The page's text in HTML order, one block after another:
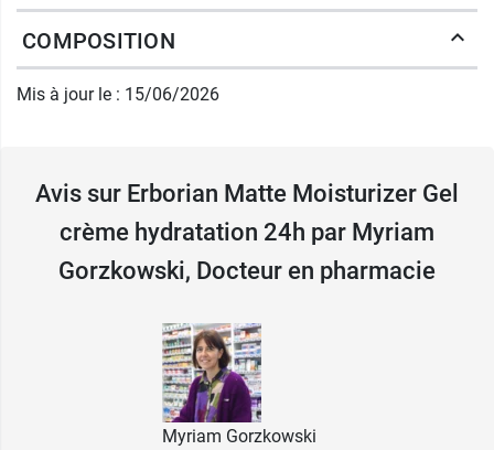
Grâce à son fini mat immédiat, elle convient
particulièrement aux personnes qui souhaitent
limiter les brillances tout au long de la journée
Erborian
laisse la peau douce, assouplie et
visiblement plus souple. Son fini mat contribue
également à préparer la peau avant l'application
du maquillage.
Matte Moisturizer Erborian : une
formule équilibrante enrichie en
actifs hydratants
La formule degel crème hydratation 24h
COMPOSITION
Mis à jour le : 15/06/2026
Avis sur Erborian Matte Moisturizer Gel
crème hydratation 24h par Myriam
Gorzkowski, Docteur en pharmacie
Myriam Gorzkowski